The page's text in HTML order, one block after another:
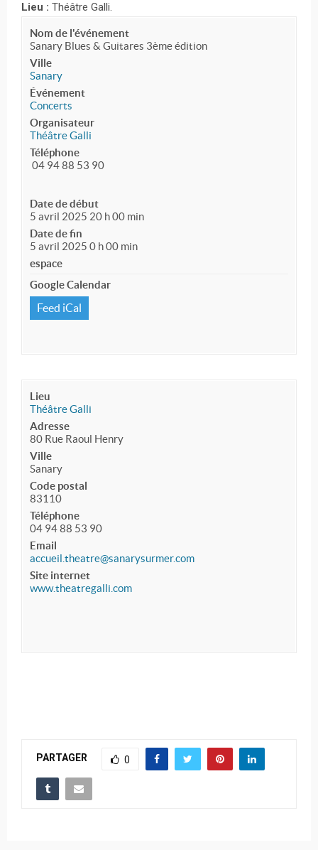
Lieu : Théâtre Galli.
Nom de l'événement
Sanary Blues & Guitares 3ème édition
Ville
Sanary
Événement
Concerts
Organisateur
Théâtre Galli
Téléphone
04 94 88 53 90
Date de début
5 avril 2025 20 h 00 min
Date de fin
5 avril 2025 0 h 00 min
espace
Google Calendar
Feed iCal
Lieu
Théâtre Galli
Adresse
80 Rue Raoul Henry
Ville
Sanary
Code postal
83110
Téléphone
04 94 88 53 90
Email
accueil.theatre@sanarysurmer.com
Site internet
www.theatregalli.com
PARTAGER 0